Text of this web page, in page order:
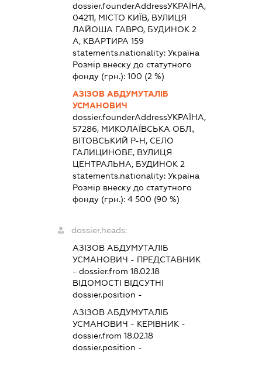
dossier.founderAddressУКРАЇНА,
04211, МІСТО КИЇВ, ВУЛИЦЯ
ЛАЙОША ГАВРО, БУДИНОК 2
А, КВАРТИРА 159
statements.nationality:Україна
Розмір внеску до статутного
фонду (грн.):100 (2 %)
АЗІЗОВ АБДУМУТАЛІБ
УСМАНОВИЧ
dossier.founderAddressУКРАЇНА,
57286, МИКОЛАЇВСЬКА ОБЛ.,
ВІТОВСЬКИЙ Р-Н, СЕЛО
ГАЛИЦИНОВЕ, ВУЛИЦЯ
ЦЕНТРАЛЬНА, БУДИНОК 2
statements.nationality:Україна
Розмір внеску до статутного
фонду (грн.):4 500 (90 %)
dossier.heads:
АЗІЗОВ АБДУМУТАЛІБ
УСМАНОВИЧ - ПРЕДСТАВНИК
- dossier.from 18.02.18
ВІДОМОСТІ ВІДСУТНІ
dossier.position -
АЗІЗОВ АБДУМУТАЛІБ
УСМАНОВИЧ - КЕРІВНИК -
dossier.from 18.02.18
dossier.position -